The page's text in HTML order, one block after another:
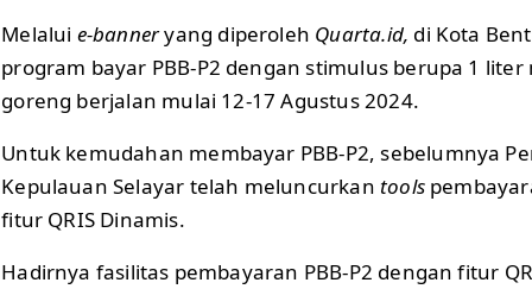
Melalui e-banneryang diperoleh Quarta.id, di Kota
program bayar PBB-P2 dengan stimulus berupa 1 liter
goreng berjalan mulai 12-17 Agustus 2024.
Untuk kemudahan membayar PBB-P2, sebelumnya
Kepulauan Selayar telah meluncurkan tools
fitur QRIS Dinamis.
Hadirnya fasilitas pembayaran PBB-P2 dengan fitur